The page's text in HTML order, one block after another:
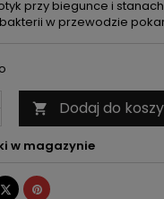
przy biegunce i
w przewodzie
 Dodaj do
w magazynie
TweetujPinterest